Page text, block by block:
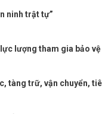
ninh trật tự”
lượng tham gia bảo vệ
tàng trữ, vận chuyển,